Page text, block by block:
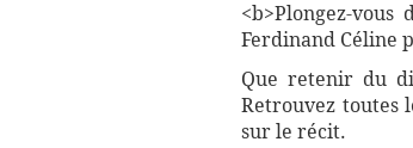
<b>Plongez-
Ferdinand Céline
Que retenir du
Retrouvez toutes
sur le récit.